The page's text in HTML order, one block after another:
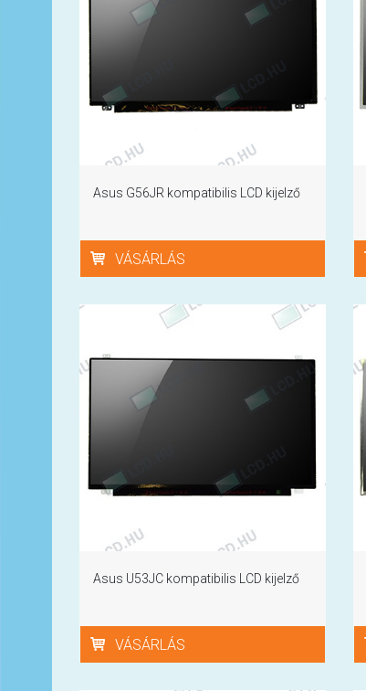
Asus G56JR kompatibilis LCD kijelző
VÁSÁRLÁS
Asus U53JC kompatibilis LCD kijelző
VÁSÁRLÁS